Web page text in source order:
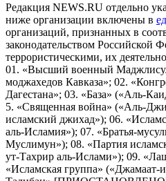
Редакция NEWS.RU отдельно
ниже организации включены в
организаций, признанных в
законодательством Российской
террористическими, их
01. «Высший военный
моджахедов Кавказа»; 02.
Дагестана»; 03. «База» («Аль-
5. «Священная война» («Аль-
исламский джихад»); 06.
аль-Исламия»); 07. «Братья-
Муслимун»); 08. «Партия
ут-Тахрир аль-Ислами»); 09.
«Исламская группа»